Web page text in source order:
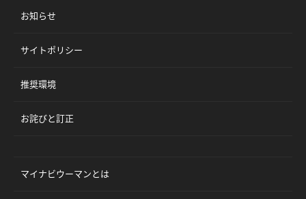
お知らせ
サイトポリシー
推奨環境
お詫びと訂正
マイナビウーマンとは